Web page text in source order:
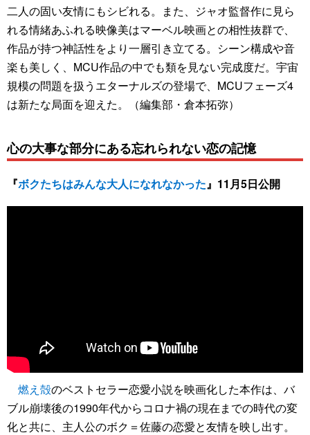
二人の固い友情にもシビれる。また、ジャオ監督作に見ら
れる情緒あふれる映像美はマーベル映画との相性抜群で、
作品が持つ神話性をより一層引き立てる。シーン構成や音
楽も美しく、MCU作品の中でも類を見ない完成度だ。宇宙
規模の問題を扱うエターナルズの登場で、MCUフェーズ4
は新たな局面を迎えた。（編集部・倉本拓弥）
心の大事な部分にある忘れられない恋の記憶
『ボクたちはみんな大人になれなかった』11月5日公開
燃え殻のベストセラー恋愛小説を映画化した本作は、バ
ブル崩壊後の1990年代からコロナ禍の現在までの時代の変
化と共に、主人公のボク＝佐藤の恋愛と友情を映し出す。